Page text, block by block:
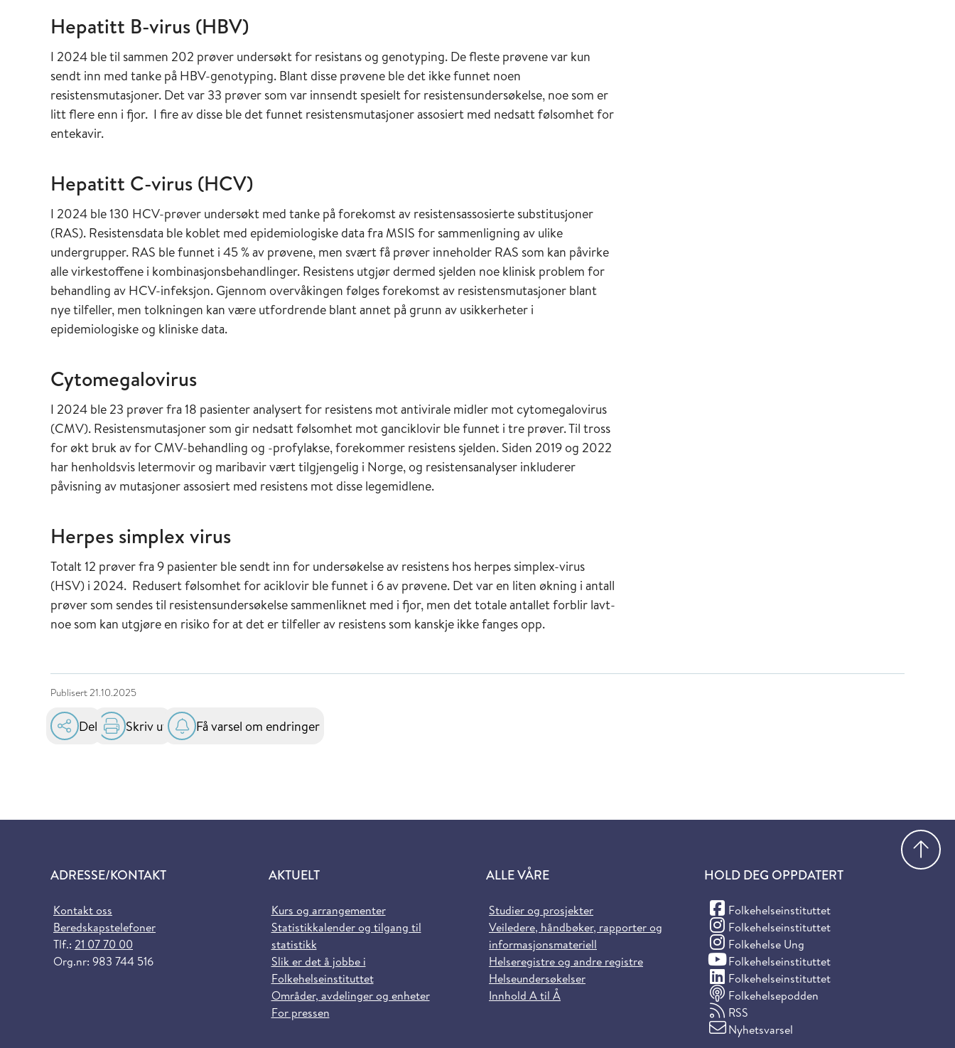
Hepatitt B-virus (HBV)
I 2024 ble til sammen 202 prøver undersøkt for resistans og genotyping. De fleste prøvene var kun
sendt inn med tanke på HBV-genotyping. Blant disse prøvene ble det ikke funnet noen
resistensmutasjoner. Det var 33 prøver som var innsendt spesielt for resistensundersøkelse, noe som er
litt flere enn i fjor. I fire av disse ble det funnet resistensmutasjoner assosiert med nedsatt følsomhet for
entekavir.
Hepatitt C-virus (HCV)
I 2024 ble 130 HCV-prøver undersøkt med tanke på forekomst av resistensassosierte substitusjoner
(RAS). Resistensdata ble koblet med epidemiologiske data fra MSIS for sammenligning av ulike
undergrupper. RAS ble funnet i 45 % av prøvene, men svært få prøver inneholder RAS som kan påvirke
alle virkestoffene i kombinasjonsbehandlinger. Resistens utgjør dermed sjelden noe klinisk problem for
behandling av HCV-infeksjon. Gjennom overvåkingen følges forekomst av resistensmutasjoner blant
nye tilfeller, men tolkningen kan være utfordrende blant annet på grunn av usikkerheter i
epidemiologiske og kliniske data.
Cytomegalovirus
I 2024 ble 23 prøver fra 18 pasienter analysert for resistens mot antivirale midler mot cytomegalovirus
(CMV). Resistensmutasjoner som gir nedsatt følsomhet mot ganciklovir ble funnet i tre prøver. Til tross
for økt bruk av for CMV-behandling og -profylakse, forekommer resistens sjelden. Siden 2019 og 2022
har henholdsvis letermovir og maribavir vært tilgjengelig i Norge, og resistensanalyser inkluderer
påvisning av mutasjoner assosiert med resistens mot disse legemidlene.
Herpes simplex virus
Totalt 12 prøver fra 9 pasienter ble sendt inn for undersøkelse av resistens hos herpes simplex-virus
(HSV) i 2024. Redusert følsomhet for aciklovir ble funnet i 6 av prøvene. Det var en liten økning i antall
prøver som sendes til resistensundersøkelse sammenliknet med i fjor, men det totale antallet forblir lavt-
noe som kan utgjøre en risiko for at det er tilfeller av resistens som kanskje ikke fanges opp.
Publisert21.10.2025
Del Skriv ut Få varsel om endringer
ADRESSE/KONTAKT
Kontakt oss
Beredskapstelefoner
Tlf.: 21 07 70 00
Org.nr: 983 744 516
AKTUELT
Kurs og arrangementer
Statistikkalender og tilgang til
statistikk
Slik er det å jobbe i
Folkehelseinstituttet
Områder, avdelinger og enheter
For pressen
ALLE VÅRE
Studier og prosjekter
Veiledere, håndbøker, rapporter og
informasjonsmateriell
Helseregistre og andre registre
Helseundersøkelser
Innhold A til Å
HOLD DEG OPPDATERT
Folkehelseinstituttet
(Facebook)
Folkehelseinstituttet
(Instagram)
Folkehelse Ung
(Instagram)
Folkehelseinstituttet
(YouTube)
Folkehelseinstituttet
(LinkedIn)
Folkehelsepodden
RSS
Nyhetsvarsel